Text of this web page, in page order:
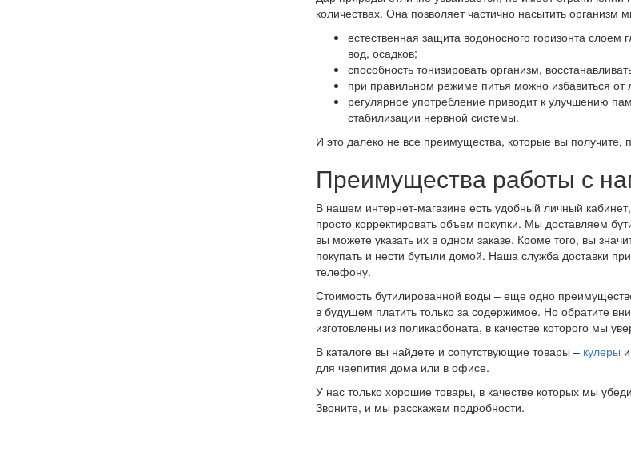
количествах. Она позволяет частично насытить
естественная защита водоносного горизонта слоем
вод, осадков;
способность тонизировать организм,
при правильном режиме питья можно избавиться от
регулярное употребление приводит к улучшению
стабилизации нервной системы.
И это далеко не все преимущества, которые вы получите,
Преимущества работы с
В нашем интернет-магазине есть удобный личный
просто корректировать объем покупки. Мы доставляем
вы можете указать их в одном заказе. Кроме того, вы
покупать и нести бутыли домой. Наша служба доставки
телефону.
Стоимость бутилированной воды – еще одно
в будущем платить только за содержимое. Но обратите
изготовлены из поликарбоната, в качестве которого мы
В каталоге вы найдете и сопутствующие товары – кулеры и
для чаепития дома или в офисе.
У нас только хорошие товары, в качестве которых мы
Звоните, и мы расскажем подробности.